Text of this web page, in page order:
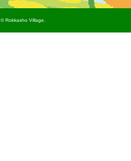
©︎ Rokkasho Village.